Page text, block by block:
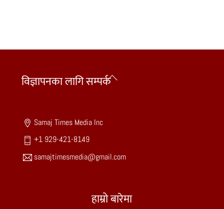
Back
विज्ञापनका लागि सम्पर्क
Samaj Times Media Inc
+1 929-421-8149
samajtimesmedia@gmail.com
हाम्रो बारेमा